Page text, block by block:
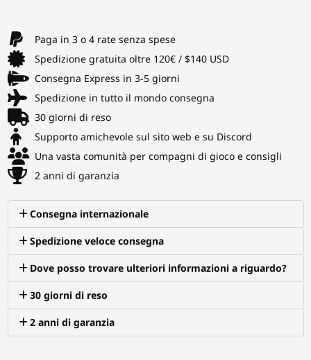
Paga in 3 o 4 rate senza spese
Spedizione gratuita oltre 120€ / $140 USD
Consegna Express in 3-5 giorni
Spedizione in tutto il mondo consegna
30 giorni di reso
Supporto amichevole sul sito web e su Discord
Una vasta comunità per compagni di gioco e consigli
2 anni di garanzia
Consegna internazionale
Spedizione veloce consegna
Dove posso trovare ulteriori informazioni a riguardo?
30 giorni di reso
2 anni di garanzia